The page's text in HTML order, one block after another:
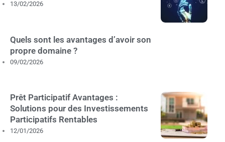
13/02/2026
Quels sont les avantages d’avoir son
propre domaine ?
09/02/2026
Prêt Participatif Avantages :
Solutions pour des Investissements
Participatifs Rentables
12/01/2026